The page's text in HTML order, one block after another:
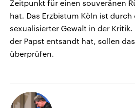
Zeitpunkt für einen souveränen
hat. Das Erzbistum Köln ist
sexualisierter Gewalt in der
der Papst entsandt hat, sollen
überprüfen.